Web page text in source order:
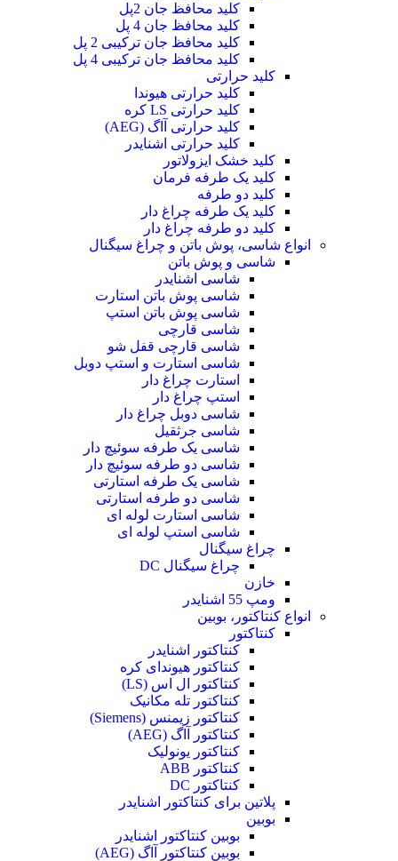
کلید محافظ جان 2پل
کلید محافظ جان 4 پل
کلید محافظ جان ترکیبی 2 پل
کلید محافظ جان ترکیبی 4 پل
کلید حرارتی
کلید حرارتی هیوندا
کلید حرارتی LS کره
کلید حرارتی آاگ (AEG)
کلید حرارتی اشنایدر
کلید خشک ایزولاتور
کلید یک طرفه فرمان
کلید دو طرفه
کلید یک طرفه چراغ دار
کلید دو طرفه چراغ دار
انواع شاسی، پوش باتن و چراغ سیگنال
شاسی و پوش باتن
شاسی اشنایدر
شاسی پوش باتن استارت
شاسی پوش باتن استپ
شاسی قارچی
شاسی قارچی قفل شو
شاسی استارت و استپ دوبل
استارت چراغ دار
استپ چراغ دار
شاسی دوبل چراغ دار
شاسی جرثقیل
شاسی یک طرفه سوئیچ دار
شاسی دو طرفه سوئیچ دار
شاسی یک طرفه استارتی
شاسی دو طرفه استارتی
شاسی استارت لوله ای
شاسی استپ لوله ای
چراغ سیگنال
چراغ سیگنال DC
خازن
ومپ 55 اشنایدر
انواع کنتاکتور، بوبین
کنتاکتور
کنتاکتور اشنایدر
کنتاکتور هیوندای کره
کنتاکتور ال اس (LS)
کنتاکتور تله مکانیک
کنتاکتور زیمنس (Siemens)
کنتاکتور آاگ (AEG)
کنتاکتور یونولیک
کنتاکتور ABB
کنتاکتور DC
پلاتین برای کنتاکتور اشنایدر
بوبین
بوبین کنتاکتور اشنایدر
بوبین کنتاکتور آاگ (AEG)